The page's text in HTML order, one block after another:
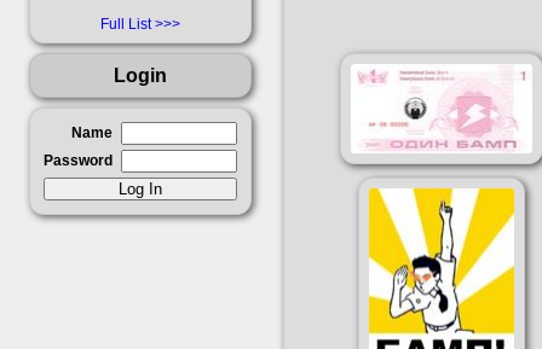
Full List
Login
Name
Password